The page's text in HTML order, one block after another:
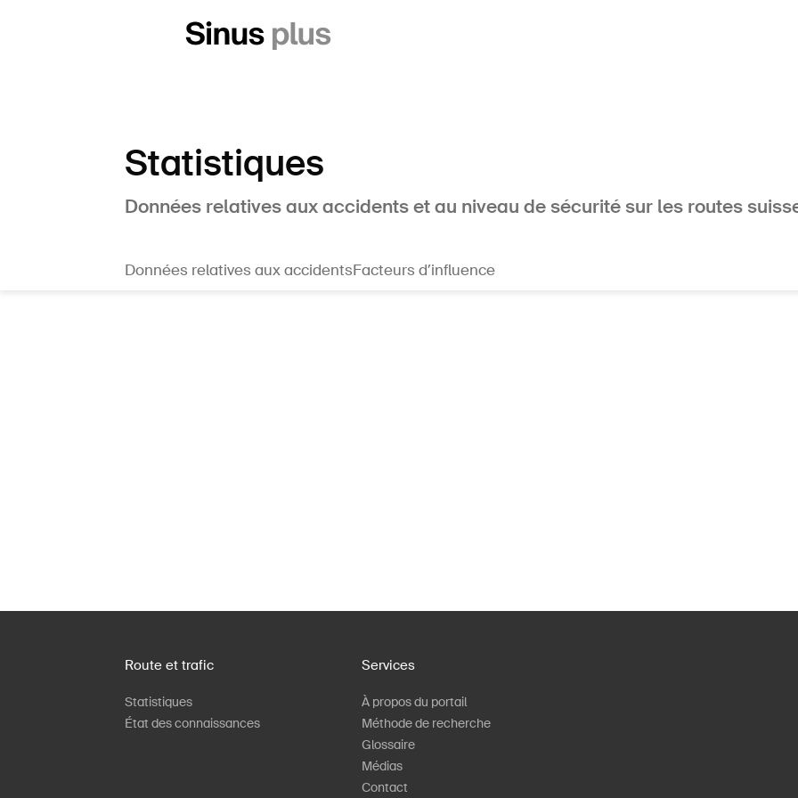
Statistiques
Données relatives aux accidents et au niveau de sécurité sur les routes
Données relatives aux accidentsFacteurs d’influence
Route et trafic
Statistiques
État des connaissances
Services
À propos du portail
Méthode de recherche
Glossaire
Médias
Contact